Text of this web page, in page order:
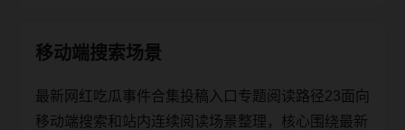
移动端搜索场景
最新网红吃瓜事件合集投稿入口专题阅读路径23面向
移动端搜索和站内连续阅读场景整理，核心围绕最新